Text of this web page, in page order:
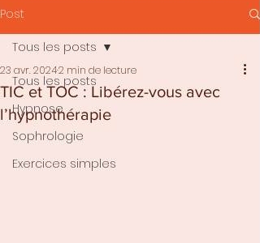
Post
Tous les posts
Hypnose
Sophrologie
Exercices simples
Tous les posts
TIC et TOC : Libérez-vous avec
l’hypnothérapie
23 avr. 20242 min de lecture